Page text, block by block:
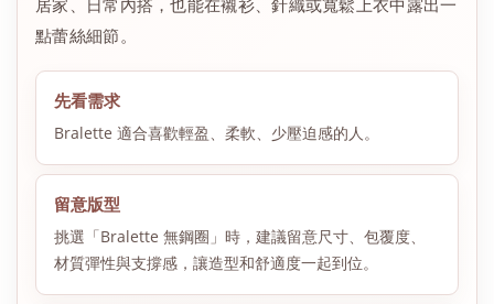
居家、日常內搭，也能在襯衫、針織或寬鬆上衣中露出一
點蕾絲細節。
先看需求
Bralette 適合喜歡輕盈、柔軟、少壓迫感的人。
留意版型
挑選「Bralette 無鋼圈」時，建議留意尺寸、包覆度、
材質彈性與支撐感，讓造型和舒適度一起到位。